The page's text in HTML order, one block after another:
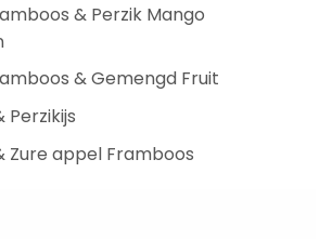
& Perzik Mango
& Gemengd Fruit
Perzikijs
Zure appel Framboos